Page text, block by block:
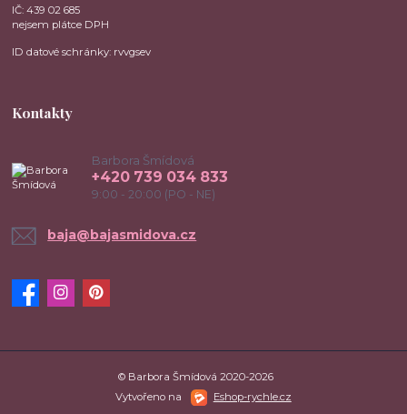
IČ: 439 02 685
nejsem plátce DPH
ID datové schránky: rvvgsev
Kontakty
Barbora Šmídová
+420 739 034 833
9:00 - 20:00 (PO - NE)
baja@bajasmidova.cz
© Barbora Šmídová 2020-2026
Vytvořeno na
Eshop-rychle.cz